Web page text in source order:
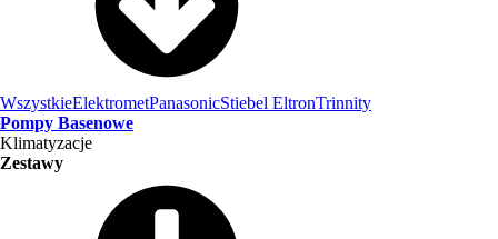
WszystkieElektrometPanasonicStiebel EltronTrinnity
Pompy Basenowe
Klimatyzacje
Zestawy